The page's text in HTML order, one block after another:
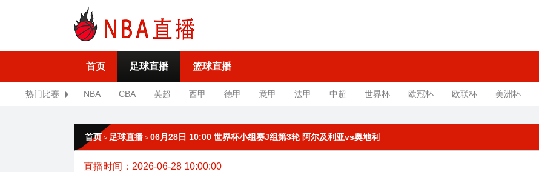
首页 足球直播 篮球直播
热门比赛 NBA CBA 英超 西甲 德甲 意甲 法甲 中超 世界杯 欧冠杯 欧联杯 美洲杯
首页 > 足球直播 > 06月28日 10:00 世界杯小组赛J组第3轮 阿尔及利亚vs奥地利
直播时间：2026-06-28 10:00:00